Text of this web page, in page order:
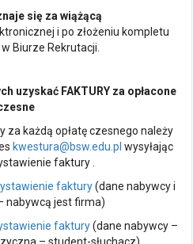
się za wiążącą
i po złożeniu kompletu
Biurze Rekrutacji.
uzyskać FAKTURY za opłacone
za każdą opłatę czesnego należy
kwestura@bsw.edu.pl wysyłając
faktury .
faktury(dane nabywcy i
nabywcą jest firma)
faktury(dane nabywcy –